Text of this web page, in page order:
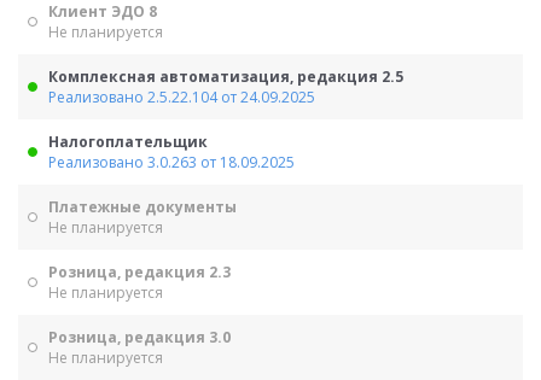
Клиент ЭДО 8
Не планируется
Комплексная автоматизация, редакция 2.5
Реализовано 2.5.22.104 от 24.09.2025
Налогоплательщик
Реализовано 3.0.263 от 18.09.2025
Платежные документы
Не планируется
Розница, редакция 2.3
Не планируется
Розница, редакция 3.0
Не планируется